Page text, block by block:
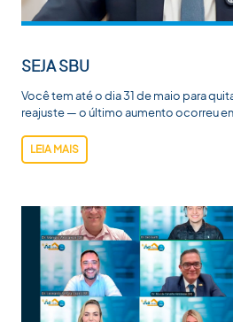
SEJA SBU
Você tem até o dia 31 de maio para
reajuste — o último aumento ocorreu
LEIA MAIS